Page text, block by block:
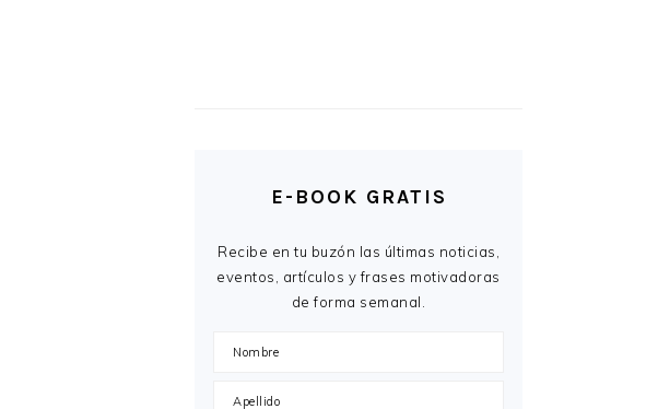
E-BOOK GRATIS
Recibe en tu buzón las últimas noticias,
eventos, artículos y frases motivadoras
de forma semanal.